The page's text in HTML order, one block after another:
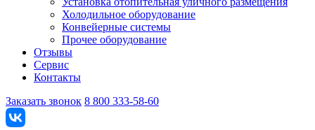
Холодильное оборудование
Конвейерные системы
Прочее оборудование
Отзывы
Сервис
Контакты
Заказать звонок 8 800 333-58-60